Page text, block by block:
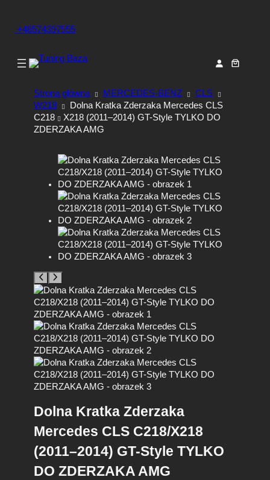
+48574397555
Strona główna MERCEDES-BENZ
CLS
W218
Dolna Kratka Zderzaka Mercedes CLS
C218
X218 (2011–2014) GT-Style TYLKO DO
ZDERZAKA AMG
Dolna Kratka Zderzaka
Mercedes CLS C218/X218
(2011–2014) GT-Style TYLKO
DO ZDERZAKA AMG